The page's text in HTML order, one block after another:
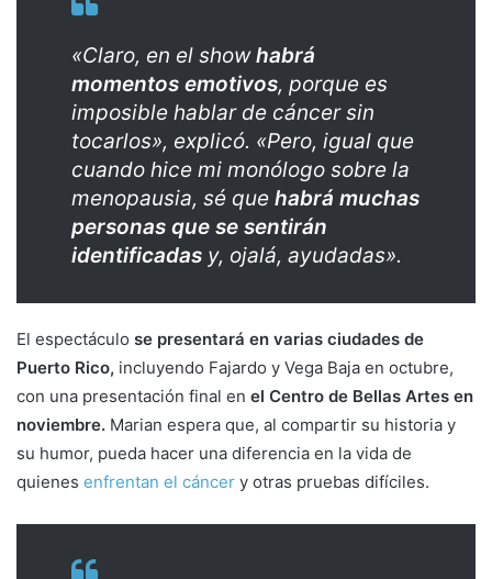
«Claro, en el showhabrá
momentos emotivos, porque es
imposible hablar de cáncer sin
tocarlos», explicó. «Pero, igual que
cuando hice mi monólogo sobre la
menopausia, sé que habrá muchas
personas que se sentirán
identificadas y, ojalá, ayudadas».
El espectáculo se presentará en varias ciudades de
Puerto Rico, incluyendo Fajardo y Vega Baja en octubre,
con una presentación final en el Centro de Bellas Artes en
noviembre. Marian espera que, al compartir su historia y
su humor, pueda hacer una diferencia en la vida de
quienes enfrentan el cáncer y otras pruebas difíciles.